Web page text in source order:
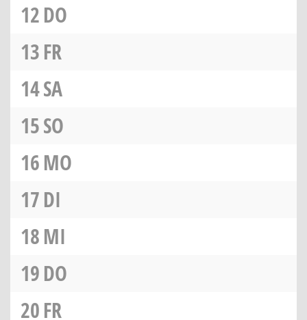
12DO
13FR
14SA
15SO
16MO
17DI
18MI
19DO
20FR